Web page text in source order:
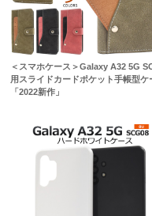
＜スマホケース＞Galaxy A32 5G
用スライドカードポケット手帳型ケ
「2022新作」